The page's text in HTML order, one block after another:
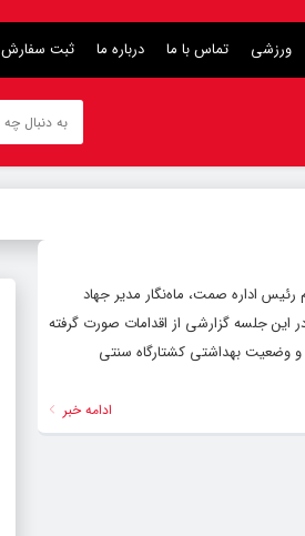
ورزشی تماس با ما درباره ما ثبت سفارش
اداره صمت، ماه‌نگار مدیر جهاد
جلسه گزارشی از اقدامات صورت گرفته
وضعیت بهداشتی کشتارگاه سنتی
ادامه خبر